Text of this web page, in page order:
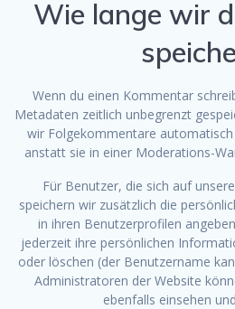
Wie lange wir
Wenn du einen Kommentar
Metadaten zeitlich unbegrenzt
wir Folgekommentare
anstatt sie in einer Moderations-
Für Benutzer, die sich auf
speichern wir zusätzlich die
in ihren Benutzerprofilen
jederzeit ihre persönlichen
oder löschen (der Benutzername
Administratoren der Website
ebenfalls einsehen